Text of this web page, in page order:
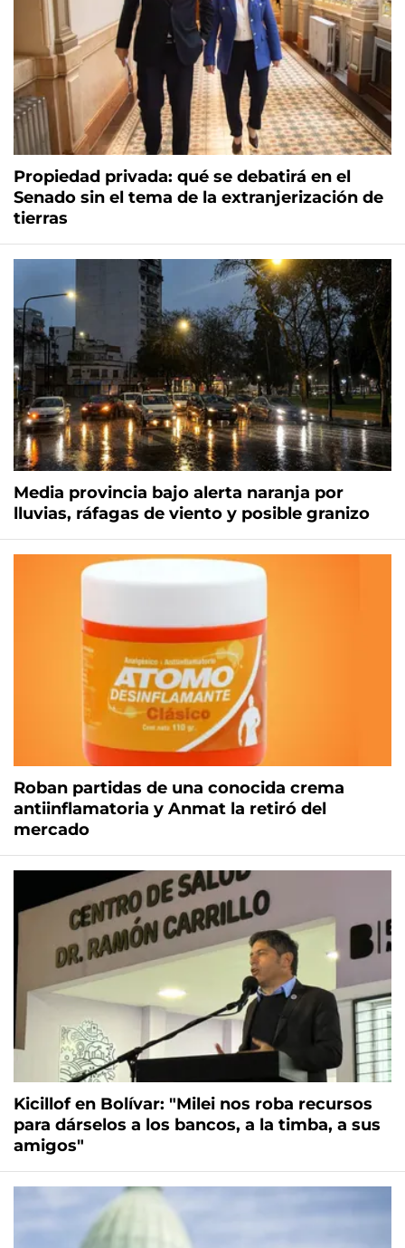
Propiedad privada: qué se debatirá en el
Senado sin el tema de la extranjerización de
tierras
Media provincia bajo alerta naranja por
lluvias, ráfagas de viento y posible granizo
Roban partidas de una conocida crema
antiinflamatoria y Anmat la retiró del
mercado
Kicillof en Bolívar: "Milei nos roba recursos
para dárselos a los bancos, a la timba, a sus
amigos"